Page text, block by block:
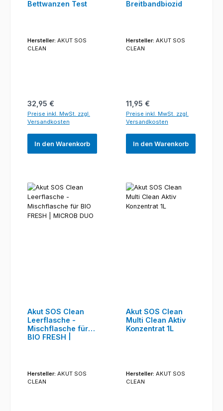
Bettwanzen Test
Hersteller: AKUT SOS
CLEAN
Regulärer Preis:
32,95 €
Preise inkl. MwSt. zzgl.
Versandkosten
In den Warenkorb
Breitbandbiozid
Hersteller: AKUT SOS
CLEAN
Regulärer Preis:
11,95 €
Preise inkl. MwSt. zzgl.
Versandkosten
In den Warenkorb
Akut SOS Clean
Leerflasche -
Mischflasche für
BIO FRESH |
Hersteller: AKUT SOS
CLEAN
Akut SOS Clean
Multi Clean Aktiv
Konzentrat 1L
Hersteller: AKUT SOS
CLEAN